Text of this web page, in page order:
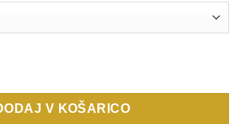
EarthPositive količina
V KOŠARICO